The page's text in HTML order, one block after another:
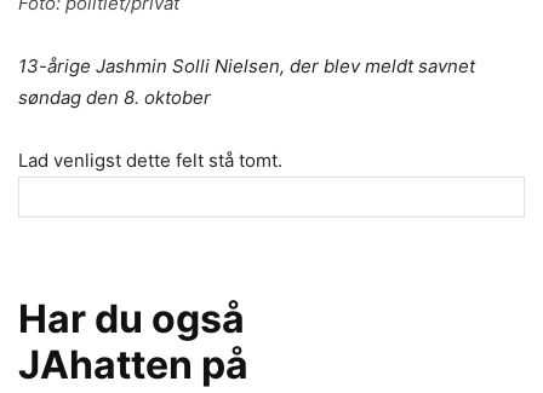
13-årige Jashmin Solli Nielsen, der blev meldt savnet
søndag den 8. oktober
Lad venligst dette felt stå tomt.
Har du også
JAhatten på